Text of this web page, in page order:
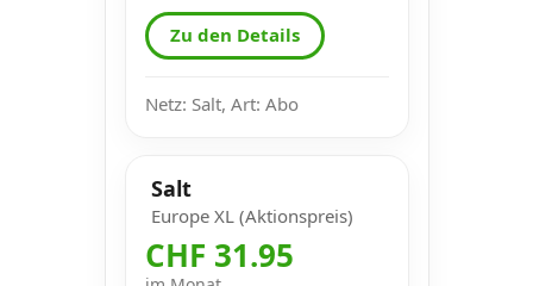
Zu den Details
Netz: Salt, Art: Abo
Salt
Europe XL (Aktionspreis)
CHF 31.95